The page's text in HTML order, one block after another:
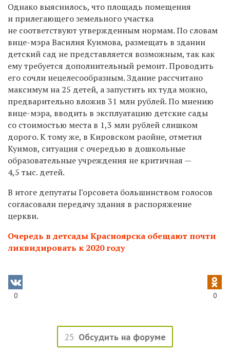
Однако выяснилось, что площадь помещения
и прилегающего земельного участка
не соответствуют утвержденным нормам. По словам
вице-мэра Василия Куимова, размещать в здании
детский сад не представляется возможным, так как
ему требуется дополнительный ремонт. Проводить
его сочли нецелесообразным. Здание рассчитано
максимум на 25 детей, а запустить их туда можно,
предварительно вложив 31 млн рублей. По мнению
вице-мэра, вводить в эксплуатацию детские сады
со стоимостью места в 1,3 млн рублей слишком
дорого. К тому же, в Кировском раойне, отметил
Куимов, ситуация с очередью в дошкольные
образовательные учреждения не критичная —
4,5 тыс. детей.
В итоге депутаты Горсовета большинством голосов
согласовали передачу здания в распоряжение
церкви.
Очередь в детсады Красноярска обещают почти
ликвидировать к 2020 году
0 0
25 Обсудить на форуме